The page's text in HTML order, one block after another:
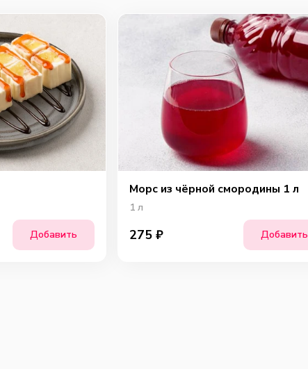
Добавить
Морс из чёрной смородины 1 л
1 л
275 ₽ Добавить